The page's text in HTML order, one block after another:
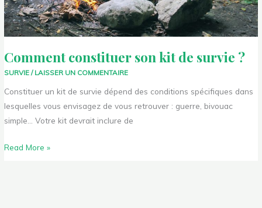
Comment constituer son kit de survie ?
SURVIE / LAISSER UN COMMENTAIRE
Constituer un kit de survie dépend des conditions spécifiques dans
lesquelles vous envisagez de vous retrouver : guerre, bivouac
simple… Votre kit devrait inclure de
Read More »